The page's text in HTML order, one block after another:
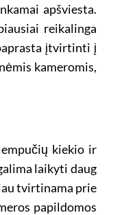
apšviesta.
reikalinga
įtvirtinti į
kameromis,
kiekio ir
laikyti daug
tvirtinama prie
papildomos